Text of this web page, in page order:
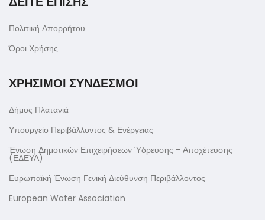
Πολιτική Απορρήτου
Όροι Χρήσης
ΧΡΗΣΙΜΟΙ ΣΥΝΔΕΣΜΟΙ
Δήμος Πλατανιά
Υπουργείο Περιβάλλοντος & Ενέργειας
Ένωση Δημοτικών Επιχειρήσεων Ύδρευσης - Αποχέτευσης
(ΕΔΕΥΑ)
Ευρωπαϊκή Ένωση Γενική Διεύθυνση Περιβάλλοντος
European Water Association